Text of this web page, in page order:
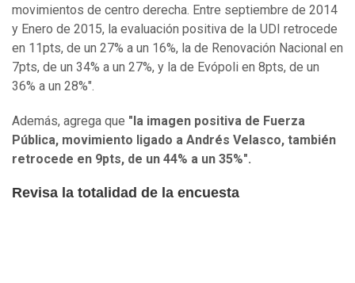
movimientos de centro derecha. Entre septiembre de 2014
y Enero de 2015, la evaluación positiva de la UDI retrocede
en 11pts, de un 27% a un 16%, la de Renovación Nacional en
7pts, de un 34% a un 27%, y la de Evópoli en 8pts, de un
36% a un 28%".
Además, agrega que "la imagen positiva de Fuerza
Pública, movimiento ligado a Andrés Velasco, también
retrocede en 9pts, de un 44% a un 35%".
Revisa la totalidad de la encuesta